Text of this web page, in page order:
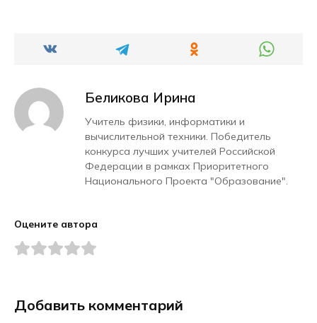
Беликова Ирина
Учитель физики, информатики и
вычислительной техники. Победитель
конкурса лучших учителей Российской
Федерации в рамках Приоритетного
Национального Проекта "Образование".
Оцените автора
Добавить комментарий